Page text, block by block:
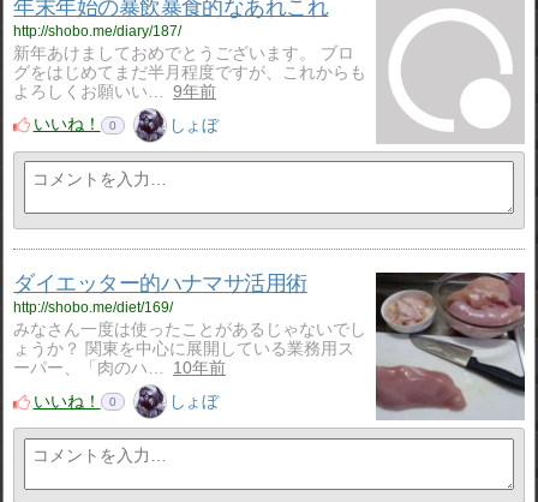
年末年始の暴飲暴食的なあれこれ
http://shobo.me/diary/187/
新年あけましておめでとうございます。 ブロ
グをはじめてまだ半月程度ですが、これからも
よろしくお願いい…
9年前
いいね！
0 しょぼ
ダイエッター的ハナマサ活用術
http://shobo.me/diet/169/
みなさん一度は使ったことがあるじゃないでし
ょうか？ 関東を中心に展開している業務用ス
ーパー、「肉のハ…
10年前
いいね！
0 しょぼ